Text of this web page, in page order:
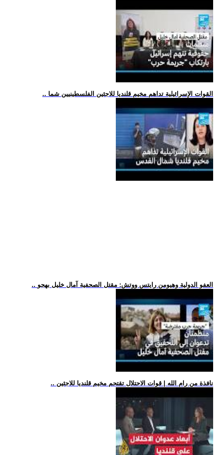
.. القوات الإسرائيلية تداهم مخيم قلنديا للاجئين الفلسطينيين شما
.. العفو الدولية وهيومن رايتس ووتش: مقتل الصحفية آمال خليل بهجو
.. نافذة من رام الله | قوات الاحتلال تقتحم مخيم قلنديا للاجئين